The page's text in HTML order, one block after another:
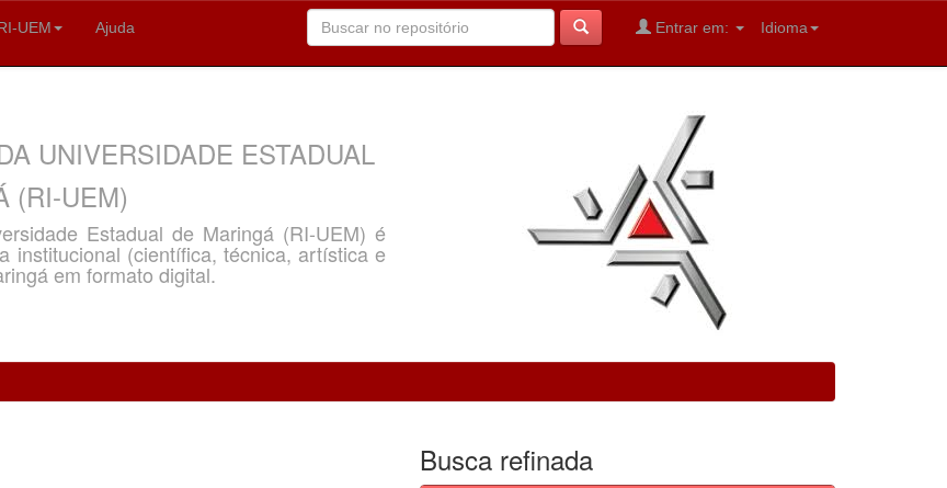
UEM Ajuda Idioma
Entrar em:
UNIVERSIDADE ESTADUAL
(RI-UEM)
Estadual de Maringá (RI-UEM) é
institucional (científica, técnica, artística e
em formato digital.
Busca refinada